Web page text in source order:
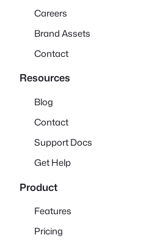
Careers
Brand Assets
Contact
Resources
Blog
Contact
Support Docs
Get Help
Product
Features
Pricing